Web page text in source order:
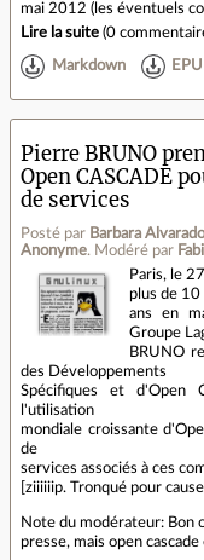
mai 2012 (les éventuels
Lire la suite (0
Markdown
Pierre BRUNO
Open CASCADE
de services
Posté par Barbara Alvarado
Anonyme. Modéré par
Paris, le
plus de 10
ans en
Groupe
BRUNO
des Développements
Spécifiques et d'Open
l'utilisation
mondiale croissante
de
services associés à ces
[ziiiiiip. Tronqué pour
Note du modérateur: Bon
presse, mais open